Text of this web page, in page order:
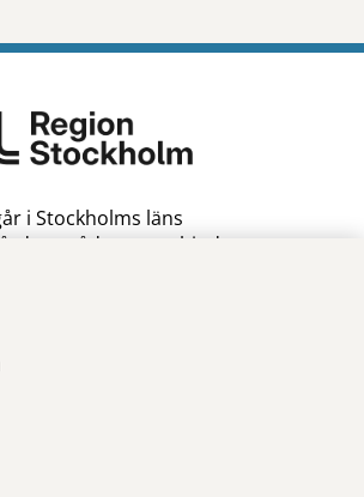
i Stockholms läns
som erbjuder
av fotograf Yanan Li om